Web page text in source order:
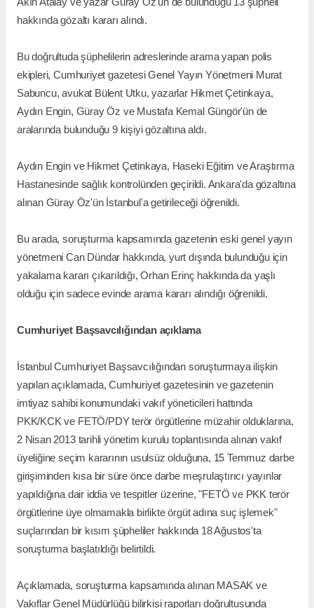
hakkında gözaltı kararı alındı.
Bu doğrultuda şüphelilerin adreslerinde arama yapan polis
ekipleri, Cumhuriyet gazetesi Genel Yayın Yönetmeni Murat
Sabuncu, avukat Bülent Utku, yazarlar Hikmet Çetinkaya,
Aydın Engin, Güray Öz ve Mustafa Kemal Güngör'ün de
aralarında bulunduğu 9 kişiyi gözaltına aldı.
Aydın Engin ve Hikmet Çetinkaya, Haseki Eğitim ve Araştırma
Hastanesinde sağlık kontrolünden geçirildi. Ankara'da gözaltına
alınan Güray Öz'ün İstanbul'a getirileceği öğrenildi.
Bu arada, soruşturma kapsamında gazetenin eski genel yayın
yönetmeni Can Dündar hakkında, yurt dışında bulunduğu için
yakalama kararı çıkarıldığı, Orhan Erinç hakkında da yaşlı
olduğu için sadece evinde arama kararı alındığı öğrenildi.
Cumhuriyet Başsavcılığından açıklama
İstanbul Cumhuriyet Başsavcılığından soruşturmaya ilişkin
yapılan açıklamada, Cumhuriyet gazetesinin ve gazetenin
imtiyaz sahibi konumundaki vakıf yöneticileri hattında
PKK/KCK ve FETÖ/PDY terör örgütlerine müzahir olduklarına,
2 Nisan 2013 tarihli yönetim kurulu toplantısında alınan vakıf
üyeliğine seçim kararının usulsüz olduğuna, 15 Temmuz darbe
girişiminden kısa bir süre önce darbe meşrulaştırıcı yayınlar
yapıldığına dair iddia ve tespitler üzerine, "FETÖ ve PKK terör
örgütlerine üye olmamakla birlikte örgüt adına suç işlemek"
suçlarından bir kısım şüpheliler hakkında 18 Ağustos'ta
soruşturma başlatıldığı belirtildi.
Açıklamada, soruşturma kapsamında alınan MASAK ve
Vakıflar Genel Müdürlüğü bilirkişi raporları doğrultusunda